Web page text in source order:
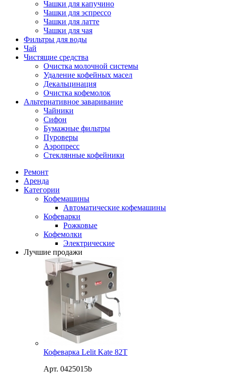
Чашки для капучино
Чашки для эспрессо
Чашки для латте
Чашки для чая
Фильтры для воды
Чай
Чистящие средства
Очистка молочной системы
Удаление кофейных масел
Декальцинация
Очистка кофемолок
Альтернативное заваривание
Чайники
Сифон
Бумажные фильтры
Пуроверы
Аэропресс
Стеклянные кофейники
Ремонт
Аренда
Категории
Кофемашины
Автоматические кофемашины
Кофеварки
Рожковые
Кофемолки
Электрические
Лучшие продажи
Кофеварка Lelit Kate 82T
Арт. 0425015b